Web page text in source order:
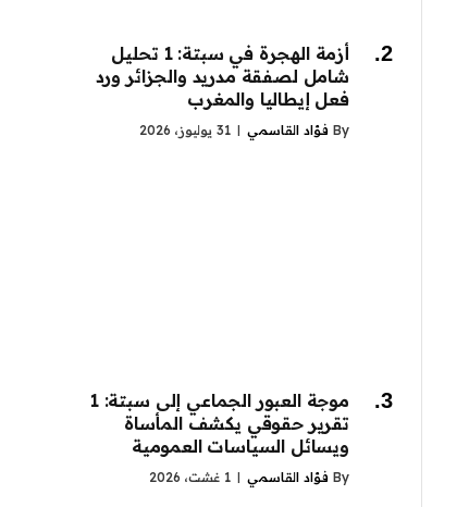
أزمة الهجرة في سبتة: 1 تحليل
شامل لصفقة مدريد والجزائر ورد
فعل إيطاليا والمغرب
By فؤاد القاسمي 31 يوليوز، 2026
موجة العبور الجماعي إلى سبتة: 1
تقرير حقوقي يكشف المأساة
ويسائل السياسات العمومية
By فؤاد القاسمي 1 غشت، 2026